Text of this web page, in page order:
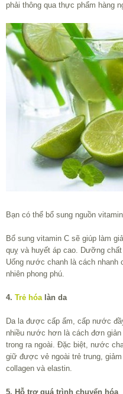
phải thông qua thực phẩm hàng
Bạn có thể bổ sung nguồn
Bổ sung vitamin C sẽ giúp làm
quỵ và huyết áp cao. Dưỡng
Uống nước chanh là cách nhanh
nhiên phong phú.
4. Trẻ hóalàn da
Da la được cấp ẩm, cấp nước
nhiều nước hơn là cách đơn
trong ra ngoài. Đặc biệt, nước
giữ được vẻ ngoài trẻ trung,
collagen và elastin.
5. Hỗ trợ quá trình chuyển hóa